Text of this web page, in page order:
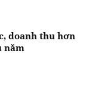
doanh thu hơn
năm